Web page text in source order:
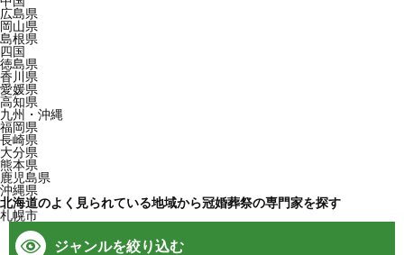
広島県
岡山県
島根県
四国
徳島県
香川県
愛媛県
高知県
九州・沖縄
福岡県
長崎県
大分県
熊本県
鹿児島県
沖縄県
北海道のよく見られている地域から冠婚葬祭の専門家を探す
札幌市
ジャンルを絞り込む